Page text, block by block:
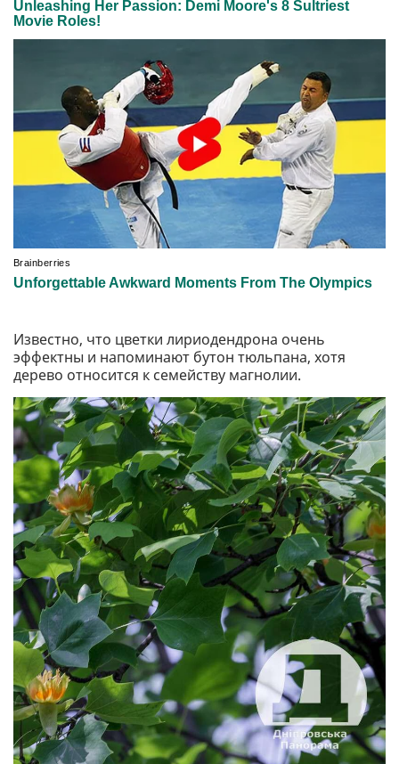
Известно, что цветки лириодендрона очень
эффектны и напоминают бутон тюльпана, хотя
дерево относится к семейству магнолии.